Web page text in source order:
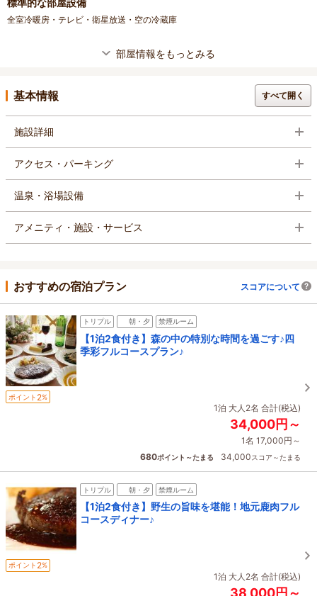
全室冷暖房・テレビ・衛星放送・空の冷蔵庫
部屋情報をもっとみる
基本情報 すべて開く
施設詳細
アクセス・パーキング
温泉・浴場設備
アメニティ・施設・サービス
おすすめの宿泊プラン スコアについて
トリプル 朝・夕 禁煙ルーム
【1泊2食付き】森の中の特別な時間を過ごす♪四
季彩フルコースプラン♪
ポイント 2%
1泊 大人2名 合計(税込)
34,000円～
1名 17,000円～
680ポイント～たまる 34,000スコア～たまる
トリプル 朝・夕 禁煙ルーム
【1泊2食付き】野生の旨味を堪能！地元鹿肉フル
コースディナー♪
ポイント 2%
1泊 大人2名 合計(税込)
38,000円～